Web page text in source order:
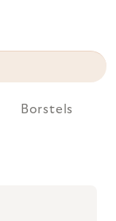
Borstels